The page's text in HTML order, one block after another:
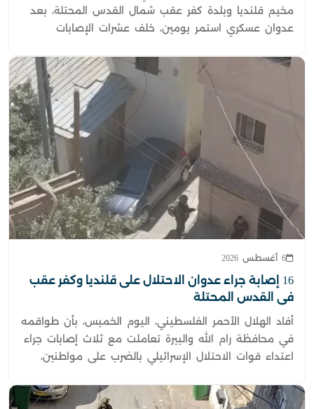
مخيم قلنديا وبلدة كفر عقب شمال القدس المحتلة، بعد
عدوان عسكري استمر يومين، خلف عشرات الإصابات
6 أغسطس 2026
16 إصابة جراء عدوان الاحتلال على قلنديا وكفر عقب
في القدس المحتلة
أفاد الهلال الأحمر الفلسطيني، اليوم الخميس، بأن طواقمه
في محافظة رام الله والبيرة تعاملت مع ثلاث إصابات جراء
اعتداء قوات الاحتلال الإسرائيلي بالضرب على مواطنين،
المحتلة.